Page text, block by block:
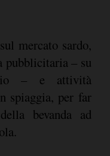
mercato sardo,
pubblicitaria – su
– e attività
spiaggia, per far
bevanda ad